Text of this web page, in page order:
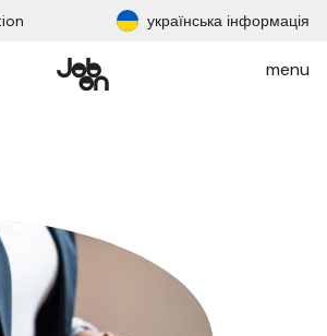
українська інформація
menu